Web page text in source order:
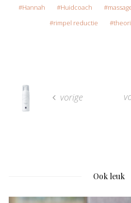
Hannah
Huidcoach
rimpel reductie
vorige
Ook leuk